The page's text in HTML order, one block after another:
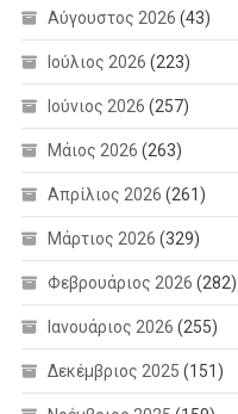
Αύγουστος 2026 (43)
Ιούλιος 2026 (223)
Ιούνιος 2026 (257)
Μάιος 2026 (263)
Απρίλιος 2026 (261)
Μάρτιος 2026 (329)
Φεβρουάριος 2026 (282)
Ιανουάριος 2026 (255)
Δεκέμβριος 2025 (151)